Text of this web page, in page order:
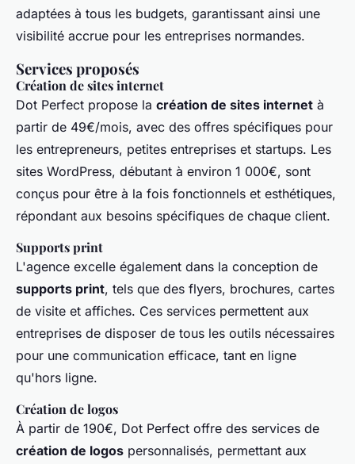
adaptées à tous les budgets, garantissant ainsi une
visibilité accrue pour les entreprises normandes.
Services proposés
Création de sites internet
Dot Perfect propose la création de sites internet à
partir de 49€/mois, avec des offres spécifiques pour
les entrepreneurs, petites entreprises et startups. Les
sites WordPress, débutant à environ 1 000€, sont
conçus pour être à la fois fonctionnels et esthétiques,
répondant aux besoins spécifiques de chaque client.
Supports print
L'agence excelle également dans la conception de
supports print, tels que des flyers, brochures, cartes
de visite et affiches. Ces services permettent aux
entreprises de disposer de tous les outils nécessaires
pour une communication efficace, tant en ligne
qu'hors ligne.
Création de logos
À partir de 190€, Dot Perfect offre des services de
création de logos personnalisés, permettant aux